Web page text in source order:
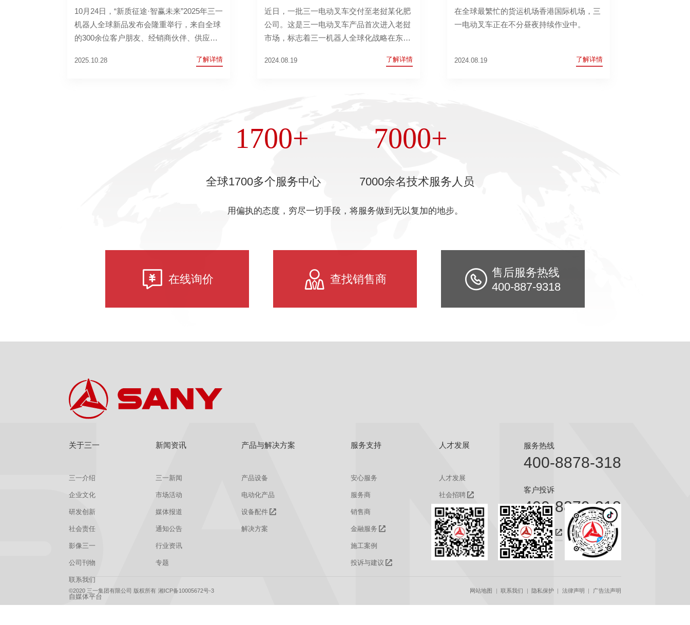
10月24日，“新质征途·智赢未来”2025年三一
机器人全球新品发布会隆重举行，来自全球
的300余位客户朋友、经销商伙伴、供应商
2025.10.28 了解详情
近日，一批三一电动叉车交付至老挝某化肥
公司。这是三一电动叉车产品首次进入老挝
市场，标志着三一机器人全球化战略在东南
2024.08.19 了解详情
在全球最繁忙的货运机场香港国际机场，三
一电动叉车正在不分昼夜持续作业中。
2024.08.19 了解详情
1700+
全球1700多个服务中心
7000+
7000余名技术服务人员
用偏执的态度，穷尽一切手段，将服务做到无以复加的地步。
在线询价 查找销售商
售后服务热线
400-887-9318
关于三一
三一介绍
企业文化
研发创新
社会责任
影像三一
公司刊物
联系我们
自媒体平台
新闻资讯
三一新闻
市场活动
媒体报道
通知公告
行业资讯
专题
产品与解决方案
产品设备
电动化产品
设备配件
解决方案
服务支持
安心服务
服务商
销售商
金融服务
施工案例
投诉与建议
人才发展
人才发展
社会招聘
校园招聘
服务热线
400-8878-318
客户投诉
400-8879-318
咨询热线
©2020 三一集团有限公司 版权所有 湘ICP备10005672号-3 网站地图 联系我们 隐私保护 法律声明 广告法声明